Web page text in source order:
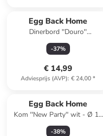
Egg Back Home
Dinerbord ''Douro''
meerkleurig - Ø 27 cm
-37%
€ 14,99
Adviesprijs (AVP): € 24,00*
Egg Back Home
Kom ''New Party'' wit - Ø 16
cm
-38%